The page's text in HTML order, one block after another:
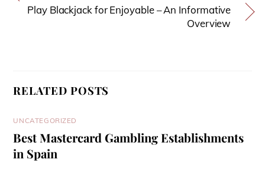
Play Blackjack for Enjoyable – An Informative
Overview
RELATED POSTS
UNCATEGORIZED
Best Mastercard Gambling Establishments
in Spain